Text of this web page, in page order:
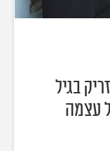
בגיל
עצמה